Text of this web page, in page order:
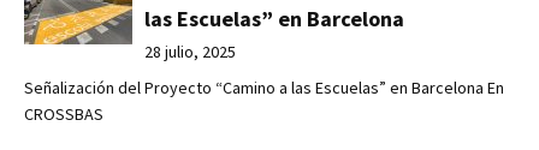
las Escuelas” en Barcelona
28 julio, 2025
Señalización del Proyecto “Camino a las Escuelas” en Barcelona En
CROSSBAS